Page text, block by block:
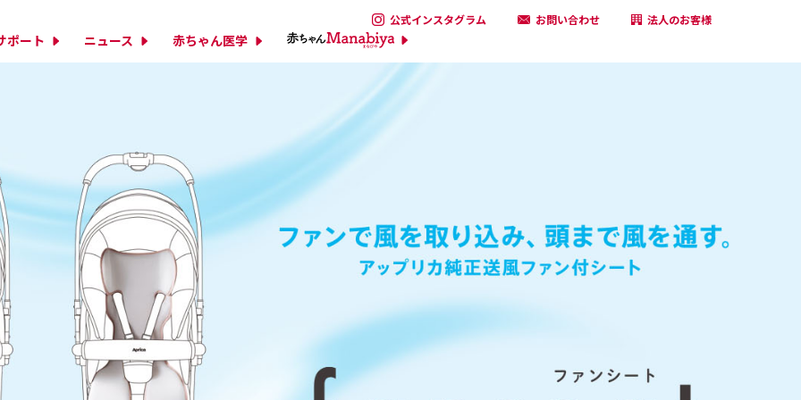
ポート ニュース 赤ちゃん医学
公式インスタグラム お問い合わせ 法人のお客様